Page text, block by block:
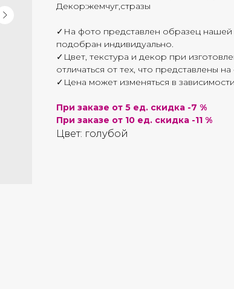
Декор:жемчуг,стразы
✓На фото представлен образец
подобран индивидуально.
✓Цвет, текстура и декор при
отличаться от тех, что представлены
✓Цена может изменяться в
При заказе от 5 ед. скидка -7 %
При заказе от 10 ед. скидка -11 %
Цвет: голубой